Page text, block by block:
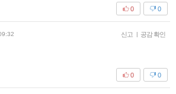
0
0
신고 공감 확인
0
0